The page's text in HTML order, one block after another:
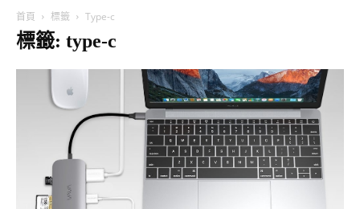
首頁 標籤 Type-c
標籤: type-c